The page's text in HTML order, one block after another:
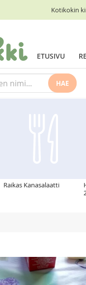
Kotikokin
ETUSIVU
HAE
Raikas Kanasalaatti